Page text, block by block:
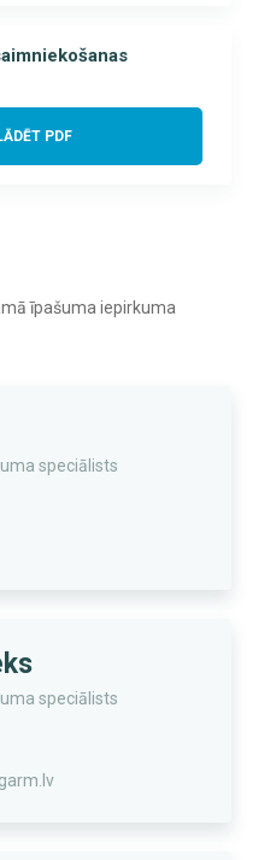
PDF
īpašuma iepirkuma
speciālists
speciālists